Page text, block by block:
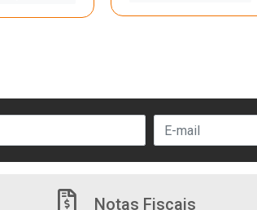
Notas Fiscais